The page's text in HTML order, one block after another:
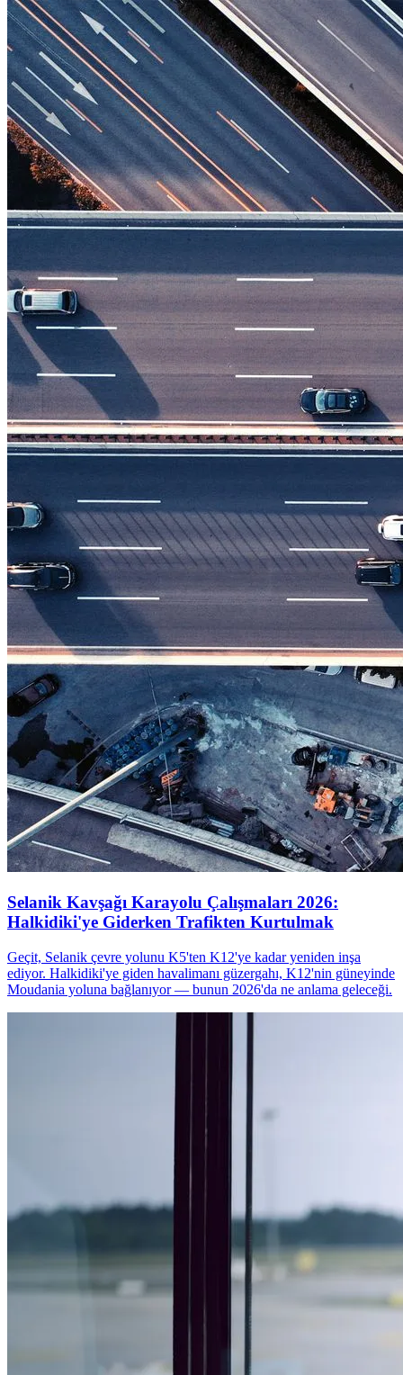
Selanik Kavşağı Karayolu Çalışmaları 2026:
Halkidiki'ye Giderken Trafikten Kurtulmak
Geçit, Selanik çevre yolunu K5'ten K12'ye kadar yeniden inşa
ediyor. Halkidiki'ye giden havalimanı güzergahı, K12'nin güneyinde
Moudania yoluna bağlanıyor — bunun 2026'da ne anlama geleceği.